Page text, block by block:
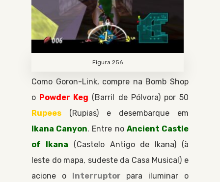
Figura 256
Como Goron-Link, compre na Bomb Shop
o Powder Keg Barril de Pólvora por 50
Rupees
Rupias
e desembarque em
Ikana Canyon. Entre no Ancient Castle
of Ikana
Castelo Antigo de Ikana
(à
leste do mapa, sudeste da Casa Musical) e
acione o Interruptor para iluminar o